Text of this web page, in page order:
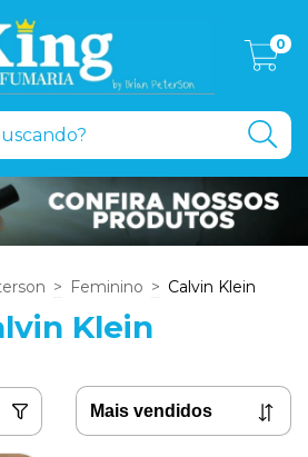
0
> Feminino > Calvin Klein
Klein